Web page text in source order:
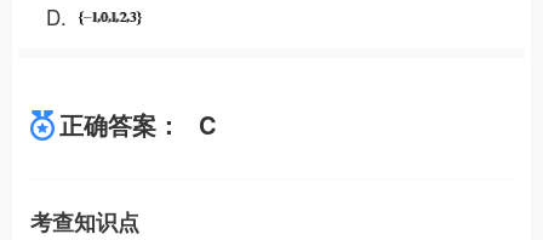
D
正确答案： C
考查知识点